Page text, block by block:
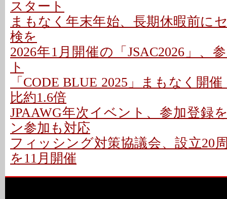
スタート
まもなく年末年始、長期休暇前に
検を
2026年1月開催の「JSAC2026」、
ト
「CODE BLUE 2025」まもなく開
比約1.6倍
JPAAWG年次イベント、参加登録
ン参加も対応
フィッシング対策協議会、設立20
を11月開催